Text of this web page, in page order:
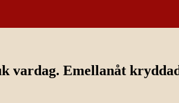
vardag. Emellanåt